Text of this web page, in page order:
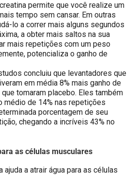
permite que você realize um
tempo sem cansar. Em outras
lo a correr mais alguns segundos
a obter mais saltos na sua
mais repetições com um peso
potencializa o ganho de
concluiu que levantadores que
em média 8% mais ganho de
tomaram placebo. Eles também
médio de 14% nas repetições
porcentagem de seu
chegando a incríveis 43% no
as células musculares
ajuda a atrair água para as células